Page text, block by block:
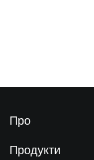
Про
Продукти